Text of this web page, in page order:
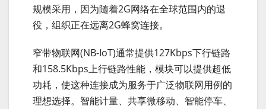
规模采用，因为随着2G网络在全球范围内的退
役，组织正在远离2G蜂窝连接。
窄带物联网(NB-IoT)通常提供127Kbps下行链路
和158.5Kbps上行链路性能，模块可以提供超低
功耗，使这种连接成为服务于广泛物联网用例的
理想选择。智能计量、共享微移动、智能停车、